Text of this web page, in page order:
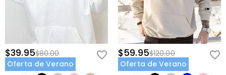
Versión
$39.95$80.00
Oferta de Verano
$59.95$120.00
Oferta de Verano